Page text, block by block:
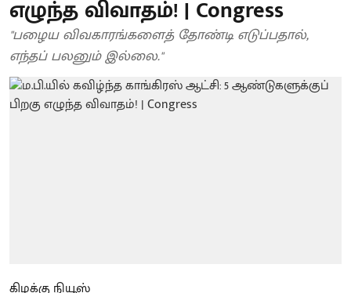
எழுந்த விவாதம்! | Congress
"பழைய விவகாரங்களைத் தோண்டி எடுப்பதால்,
எந்தப் பலனும் இல்லை."
கிழக்கு நியூஸ்